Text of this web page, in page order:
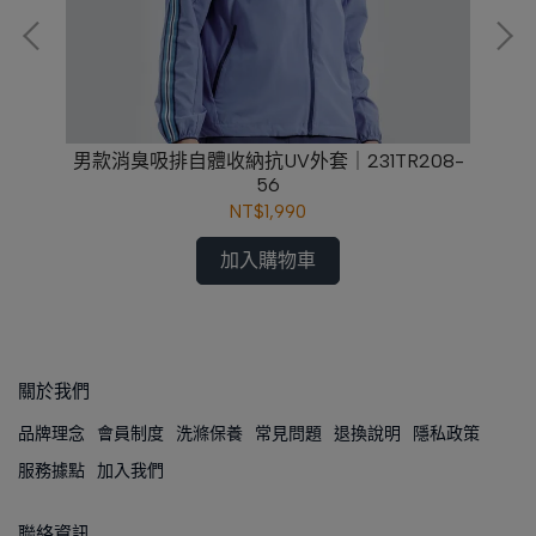
男款消臭吸排自體收納抗UV外套｜231TR208-
56
NT$1,990
加入購物車
關於我們
品牌理念 會員制度 洗滌保養 常見問題 退換說明
隱私政策
服務據點 加入我們